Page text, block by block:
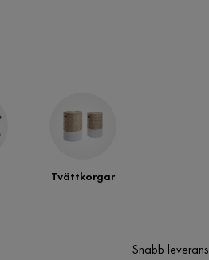
Tvättkorgar
Snabb leverans